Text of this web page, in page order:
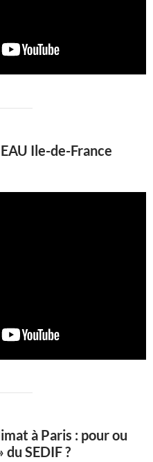
Ile-de-France
à Paris : pour ou
SEDIF ?